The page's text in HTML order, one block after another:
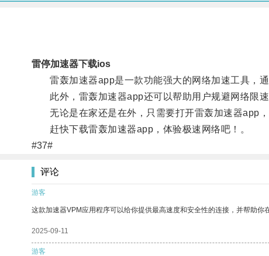
雷停加速器下载ios
雷轰加速器app是一款功能强大的网络加速工具，通
此外，雷轰加速器app还可以帮助用户规避网络限速
无论是在家还是在外，只需要打开雷轰加速器app，
赶快下载雷轰加速器app，体验极速网络吧！。
#37#
评论
游客
这款加速器VPM应用程序可以给你提供最高速度和安全性的连接，并帮助你
2025-09-11
游客